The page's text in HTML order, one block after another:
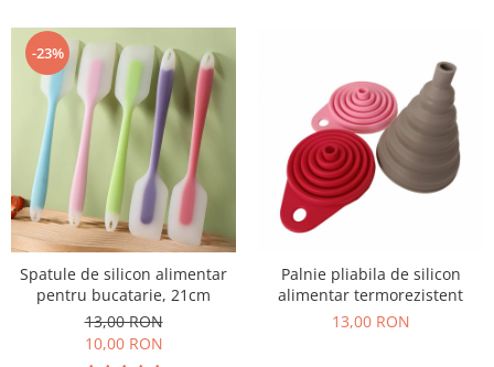
-23%
Spatule de silicon alimentar
pentru bucatarie, 21cm
13,00 RON
10,00 RON
Palnie pliabila de silicon
alimentar termorezistent
13,00 RON